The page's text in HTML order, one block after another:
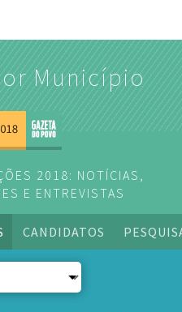
Município
2018: NOTÍCIAS,
E ENTREVISTAS
CANDIDATOS